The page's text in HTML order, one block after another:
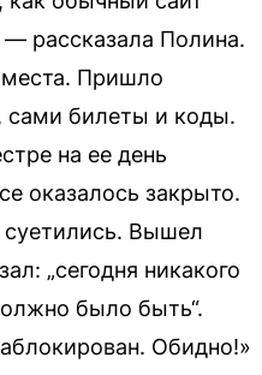
— рассказала Полина.
Пришло
сами билеты и коды.
на ее день
оказалось закрыто.
Вышел
„сегодня никакого
было быть“.
Обидно!»